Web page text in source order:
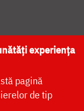
NAȚIONALĂ
experiența
pagină
de tip